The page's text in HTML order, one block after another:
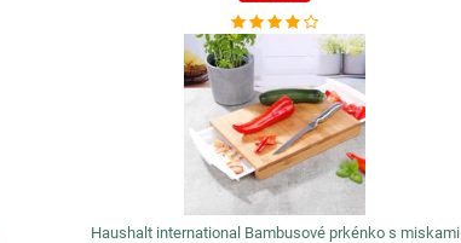
Haushalt international Bambusové prkénko s miskami